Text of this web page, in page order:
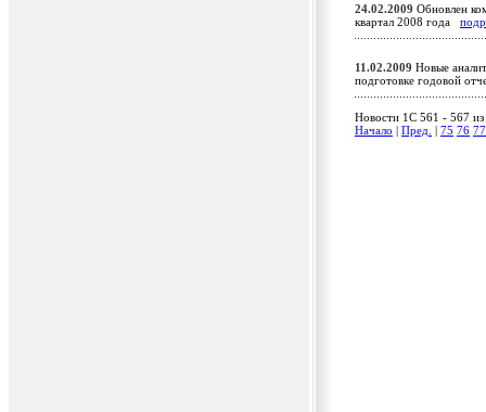
24.02.2009 Обновлен
квартал 2008 года
11.02.2009 Новые
подготовке годовой
Новости 1C 561 - 567
Начало
Пред. 75 76 77